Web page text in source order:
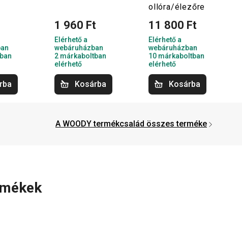
1 960 Ft
Elérhető a
webáruházban
2 márkaboltban
elérhető
Kosárba
ollóra/élezőre
11 800 Ft
Elérhető a
webáruházban
10 márkaboltban
elérhető
Kosárba
A WOODY termékcsalád összes terméke